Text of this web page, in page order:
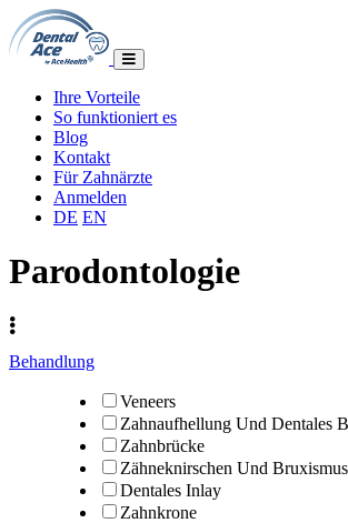
Ihre Vorteile
So funktioniert es
Blog
Kontakt
Für Zahnärzte
Anmelden
DE EN
Parodontologie
Behandlung
Veneers
Zahnaufhellung Und Dentales
Zahnbrücke
Zähneknirschen Und Bruxismus
Dentales Inlay
Zahnkrone